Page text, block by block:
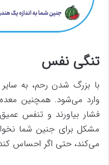
تنگی نفس
با بزرگ شدن رحم، به
وارد می‌شود. همچنین
فشار بیاورند و تنفس عمیق
مشکل برای جنین شما
می‌کند، حتی اگر احساس